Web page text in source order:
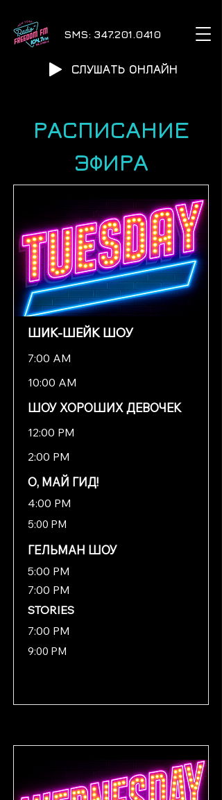
SMS: 347.201.0410
СЛУШАТЬ ОНЛАЙН
РАСПИСАНИЕ
ЭФИРА
ШИК-ШЕЙК ШОУ
7:00 AM
10:00 AM
ШОУ ХОРОШИХ ДЕВОЧЕК
12:00 PM
2:00 PM
О, МАЙ ГИД!
4:00 PM
5:00 PM
ГЕЛЬМАН ШОУ
5:00 PM
7:00 PM
STORIES
7:00 PM
9:00 PM